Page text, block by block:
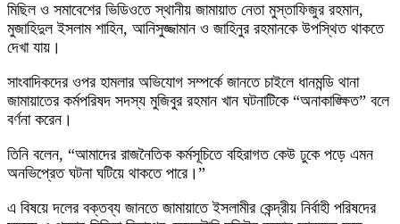
মিছিল ও সমাবেশের ভিডিওতে স্থানীয় জামায়াত নেতা মুস্তাফিজুর রহমান,
মুজাহিদুল ইসলাম শাহিন, আনিসুজ্জামান ও জাহিনুর রহমানকে উপস্থিত থাকতে
দেখা যায়।
সাংবাদিকদের ওপর হামলার অভিযোগ সম্পর্কে জানতে চাইলে ধানমন্ডি থানা
জামায়াতের কর্মপরিষদ সদস্য মুজিবুর রহমান খান ঘটনাটিকে “অনাকাঙ্ক্ষিত” বলে
বর্ণনা করেন।
তিনি বলেন, “আমাদের রাজনৈতিক কর্মসূচিতে বহিরাগত কেউ ঢুকে পড়ে এমন
অনভিপ্রেত ঘটনা ঘটিয়ে থাকতে পারে।”
এ বিষয়ে দলের বক্তব্য জানতে জামায়াতে ইসলামীর কেন্দ্রীয় নির্বাহী পরিষদের